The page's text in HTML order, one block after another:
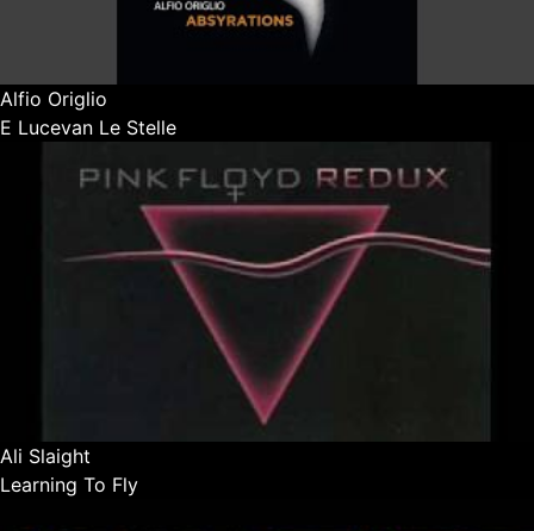
Alfio Origlio
E Lucevan Le Stelle
Ali Slaight
Learning To Fly